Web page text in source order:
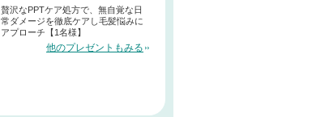
贅沢なPPTケア処方で、無自覚な日
常ダメージを徹底ケアし毛髪悩みに
アプローチ【1名様】
他のプレゼントもみる